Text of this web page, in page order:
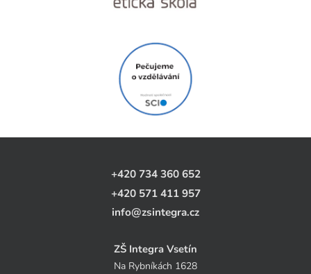
+420 734 360 652
+420 571 411 957
info@zsintegra.cz
ZŠ Integra Vsetín
Na Rybníkách 1628